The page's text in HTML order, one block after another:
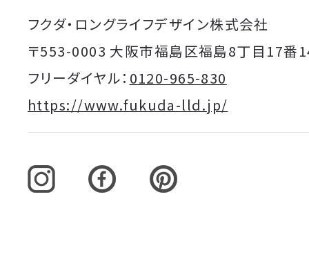
フクダ・ロングライフデザイン株式会社
〒553-0003 大阪市福島区福島8丁目17番
フリーダイヤル： 0120-965-830
https://www.fukuda-lld.jp/